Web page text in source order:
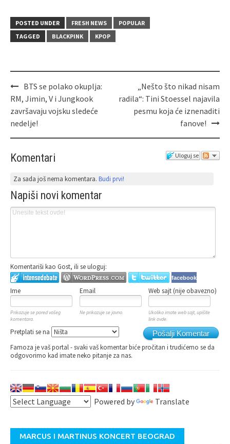
POSTED UNDER FRESH NEWS
POPULAR
TAGGED
BLACKPINK KPOP
BTS se polako okuplja:
RM, Jimin, V i Jungkook
završavaju vojsku sledeće
nedelje!
„Nešto što nikad nisam
radila“: Tini Stoessel najavila
pesmu koja će iznenaditi
fanove!
Uloguj se
Komentari
Za sada još nema komentara.Budi prvi!
Napiši novi komentar
Komentariši kao Gost, ili se uloguj:
facebook
Ime Email Web sajt (nije obavezno)
Prikazuje se pored vašeg
komentara.
Ne prikazuje se javno.
Ukoliko imate web sajt, upišite
link ovde.
Pošalji Komentar
Pretplati se na
Famoza je vaš portal - svaki vaš komentar biće pročitan i trudićemo se da
odgovorimo kad imate neko pitanje za nas.
Powered by Translate
MARCUS I MARTINUS KONCERT BEOGRAD